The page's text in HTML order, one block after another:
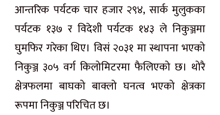
आन्तरिक पर्यटक चार हजार २९४, सार्क मुलुकका
पर्यटक १३७ र विदेशी पर्यटक १४३ ले निकुञ्जमा
घुमफिर गरेका थिए। विसं २०३१ मा स्थापना भएको
निकुञ्ज ३०५ वर्ग किलोमिटरमा फैलिएको छ। थोरै
क्षेत्रफलमा बाघको बाक्लो घनत्व भएको क्षेत्रका
रूपमा निकुञ्ज परिचित छ।